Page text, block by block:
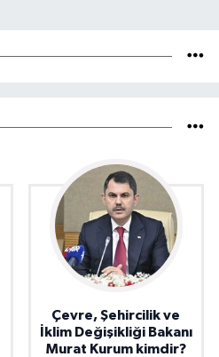
Çevre, Şehircilik ve
İklim Değişikliği Bakanı
Murat Kurum kimdir?